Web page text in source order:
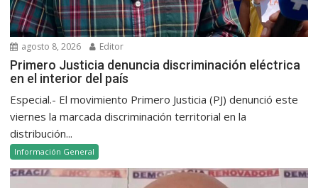
agosto 8, 2026 Editor
Primero Justicia denuncia discriminación eléctrica
en el interior del país
Especial.- El movimiento Primero Justicia (PJ) denunció este
viernes la marcada discriminación territorial en la
distribución...
Información General